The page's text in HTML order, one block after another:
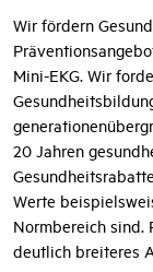
Wir fördern
Mini-EKG. Wir
20 Jahren
Werte
Normbereich sind.
deutlich breiteres